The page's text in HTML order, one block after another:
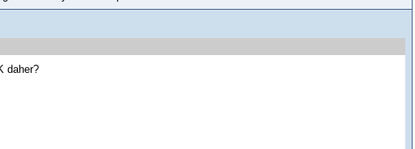
daher?